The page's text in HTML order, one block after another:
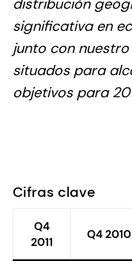
distribución
significativa en
junto con
situados para
objetivos para
Cifras clave
Q4
2011
Q4 2010